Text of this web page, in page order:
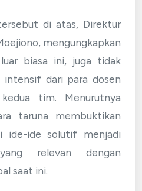
di atas, Direktur
mengungkapkan
biasa ini, juga tidak
intensif dari para dosen
tim. Menurutnya
taruna membuktikan
ide-ide solutif menjadi
relevan dengan
saat ini.